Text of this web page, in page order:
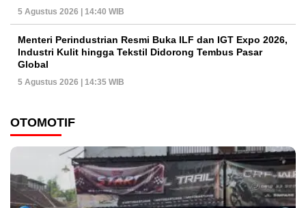
5 Agustus 2026 | 14:40 WIB
Menteri Perindustrian Resmi Buka ILF dan IGT Expo 2026,
Industri Kulit hingga Tekstil Didorong Tembus Pasar
Global
5 Agustus 2026 | 14:35 WIB
OTOMOTIF